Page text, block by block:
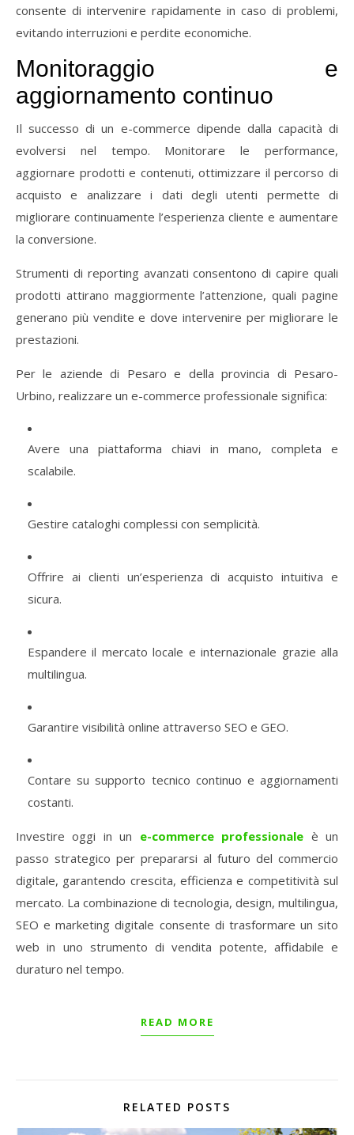
consente di intervenire rapidamente in caso di problemi,
evitando interruzioni e perdite economiche.
Monitoraggio e
aggiornamento continuo
Il successodiun e-commerce dipende dalla capacità di
evolversi nel tempo. Monitorareleperformance,
aggiornare prodottie contenuti,ottimizzare ilpercorsodi
acquistoe analizzarei dati degliutenti permette di
migliorare continuamente l’esperienza cliente e aumentare
la conversione.
Strumenti di reporting avanzaticonsentonodicapirequali
prodotti attirano maggiormentel’attenzione,qualipagine
generano più venditee dove intervenire permigliorare le
prestazioni.
Perle aziendedi Pesaroe dellaprovincia di Pesaro-
Urbino, realizzare un e-commerce professionale significa:
Avere una piattaforma chiavi in mano, completa e
scalabile.
Gestire cataloghi complessi con semplicità.
Offrire ai clienti un’esperienzadiacquistointuitivae
sicura.
Espandereil mercatolocale einternazionale graziealla
multilingua.
Garantire visibilità online attraverso SEO e GEO.
Contare su supporto tecnico continuo eaggiornamenti
costanti.
Investireoggi inun e-commerce professionale èun
passo strategico per prepararsi al futuro del commercio
digitale, garantendo crescita,efficienzae competitività sul
mercato. La combinazione di tecnologia, design, multilingua,
SEOemarketingdigitale consente di trasformare un sito
webin uno strumento divendita potente, affidabile e
duraturo nel tempo.
READ MORE
RELATED POSTS